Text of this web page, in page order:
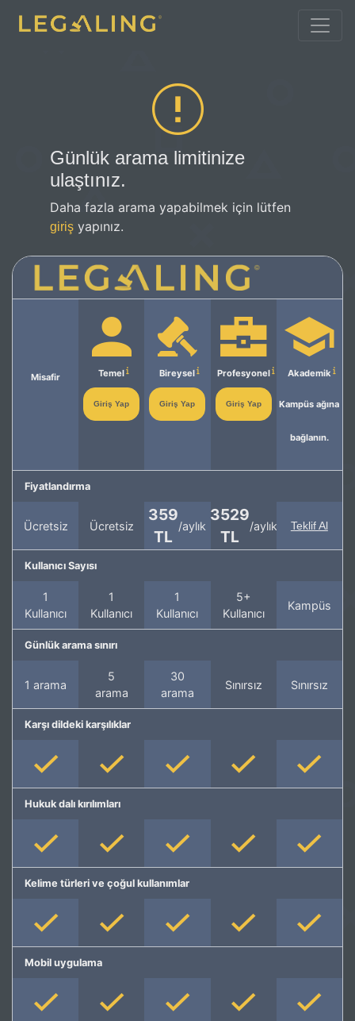
Günlük arama limitinize
ulaştınız.
Daha fazla arama yapabilmek için lütfen
giriş yapınız.
Misafir Temel
Giriş Yap
Bireysel
Giriş Yap
Profesyonel
Giriş Yap
Akademik
Kampüs ağına
bağlanın.
Fiyatlandırma
Ücretsiz Ücretsiz
359
TL
/aylık
3529
TL
/aylık Teklif Al
Kullanıcı Sayısı
1
Kullanıcı
1
Kullanıcı
1
Kullanıcı
5+
Kullanıcı
Kampüs
Günlük arama sınırı
1 arama
5
arama
30
arama
Sınırsız Sınırsız
Karşı dildeki karşılıklar
Hukuk dalı kırılımları
Kelime türleri ve çoğul kullanımlar
Mobil uygulama